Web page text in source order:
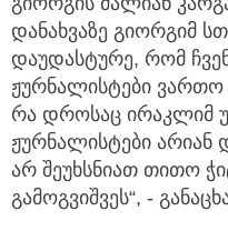
დანახვაზე გიორგიმ
დაუდასტურე, რომ
ჟურნალისტები
რა დროსაც ირაკლიმ
ჟურნალისტები არიან
არ შეუხსნიათ თითო
გამოგვიშვეს“, -